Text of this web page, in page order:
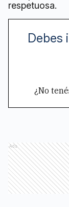
respetuosa.
Debes
¿No
Ads